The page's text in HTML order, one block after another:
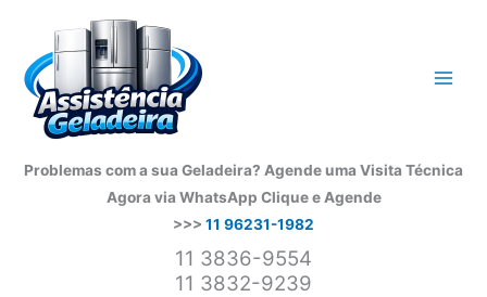
conteúdo
Problemas com a sua Geladeira? Agende uma Visita Técnica
Agora via WhatsApp Clique e Agende
>>> 11 96231-1982
11 3836-9554
11 3832-9239